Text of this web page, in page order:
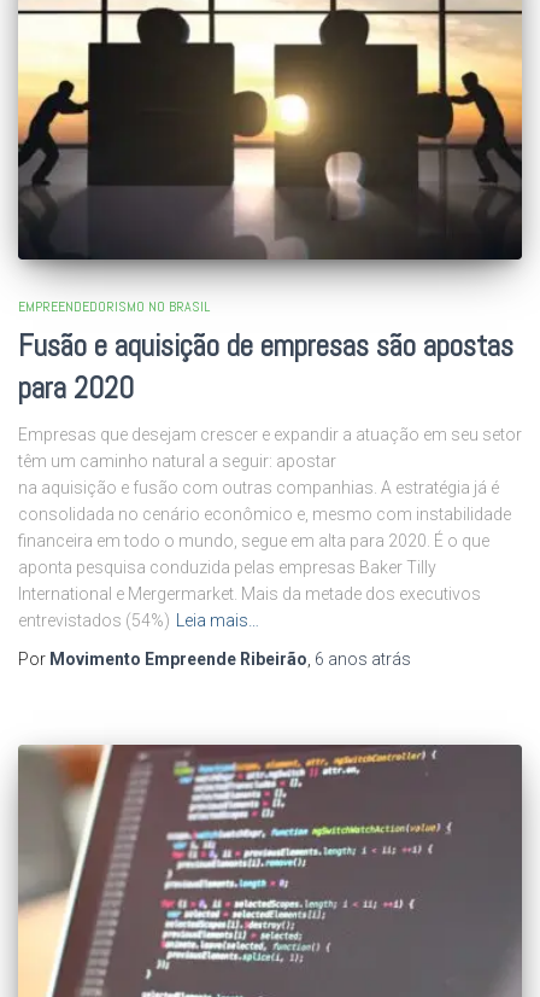
EMPREENDEDORISMO NO BRASIL
Fusão e aquisição de empresas são apostas
para 2020
Empresas que desejam crescer e expandir a atuação em seu setor
têm um caminho natural a seguir: apostar
na aquisição e fusão com outras companhias. A estratégia já é
consolidada no cenário econômico e, mesmo com instabilidade
financeira em todo o mundo, segue em alta para 2020. É o que
aponta pesquisa conduzida pelas empresas Baker Tilly
International e Mergermarket. Mais da metade dos executivos
entrevistados (54%) Leia mais…
Por Movimento Empreende Ribeirão, 6 anos atrás